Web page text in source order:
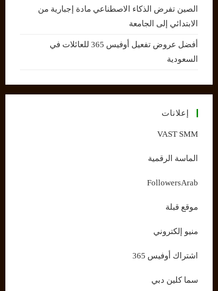
الصين تفرض الذكاء الاصطناعي مادة إجبارية من
الابتدائي إلى الجامعة
أفضل عروض تفعيل أوفيس 365 للعائلات في
السعودية
إعلانات
VAST SMM
الماسة الرقمية
FollowersArab
موقع قبلة
منيو إلكتروني
اشتراك أوفيس 365
سما كلين دبي